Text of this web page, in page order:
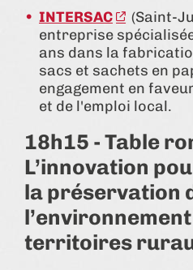
INTERSAC
(Saint-
entreprise
ans dans la
sacs et sachets en
engagement en
et de l'emploi local.
18h15 - Table
L’innovation
la préservation
territoires